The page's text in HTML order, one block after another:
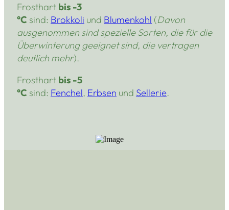
Frosthart bis -3
°C sind: Brokkoli und Blumenkohl (Davon
ausgenommen sind spezielle Sorten, die für die
Überwinterung geeignet sind, die vertragen
deutlich mehr).
Frosthart bis -5
°C sind: Fenchel, Erbsen und Sellerie.